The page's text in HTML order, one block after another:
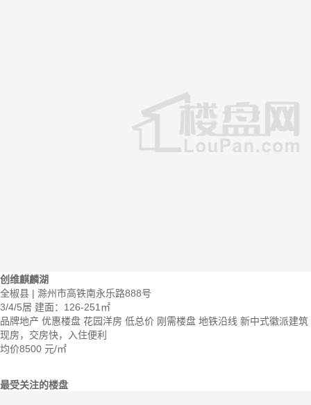
创维麒麟湖
全椒县 | 滁州市高铁南永乐路888号
3/4/5居 建面：126-251㎡
品牌地产 优惠楼盘 花园洋房 低总价 刚需楼盘 地铁沿线 新中式徽派建筑
现房，交房快，入住便利
均价8500 元/㎡
最受关注的楼盘